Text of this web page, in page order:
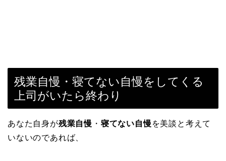
残業自慢・寝てない自慢をしてくる
上司がいたら終わり
あなた自身が残業自慢 ・ 寝てない自慢 を美談と考えて
いないのであれば、